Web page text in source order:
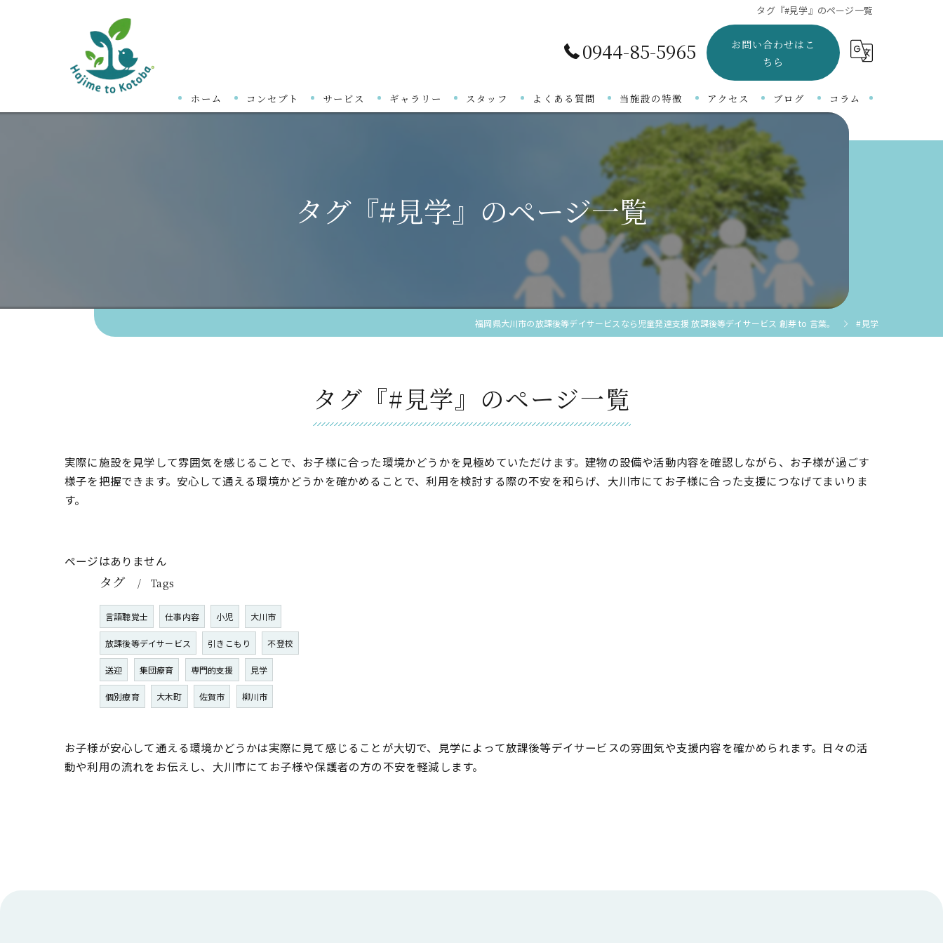
タグ『#見学』のページ一覧
0944-85-5965
お問い合わせはこ
ちら
ホーム コンセプト サービス ギャラリー スタッフ よくある質問 当施設の特徴
言語障がい
吃音
知的障がい
自閉症
発達障がい
アクセス ブログ コラム
タグ『#見学』のページ一覧
福岡県大川市の放課後等デイサービスなら児童発達支援 放課後等デイサービス 創芽 to 言葉。 #見学
タグ『#見学』のページ一覧
実際に施設を見学して雰囲気を感じることで、お子様に合った環境かどうかを見極めていただけます。建物の設備や活動内容を確認しながら、お子様が過ごす
様子を把握できます。安心して通える環境かどうかを確かめることで、利用を検討する際の不安を和らげ、大川市にてお子様に合った支援につなげてまいりま
す。
ページはありません
タグ Tags
言語聴覚士 仕事内容 小児 大川市
放課後等デイサービス 引きこもり 不登校
送迎 集団療育 専門的支援 見学
個別療育 大木町 佐賀市 柳川市
お子様が安心して通える環境かどうかは実際に見て感じることが大切で、見学によって放課後等デイサービスの雰囲気や支援内容を確かめられます。日々の活
動や利用の流れをお伝えし、大川市にてお子様や保護者の方の不安を軽減します。